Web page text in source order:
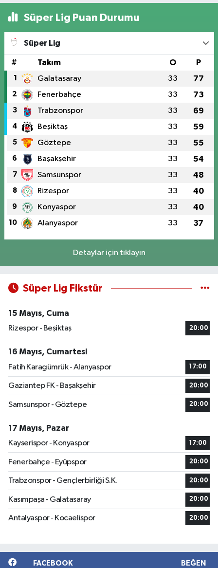
Süper Lig Puan Durumu
Süper Lig
# Takım O P
1 Galatasaray 33 77
2 Fenerbahçe 33 73
3 Trabzonspor 33 69
4 Beşiktaş 33 59
5 Göztepe 33 55
6 Başakşehir 33 54
7 Samsunspor 33 48
8 Rizespor 33 40
9 Konyaspor 33 40
10 Alanyaspor 33 37
Detaylar için tıklayın
Süper Lig Fikstür
15 Mayıs, Cuma
Rizespor - Beşiktaş
20:00
16 Mayıs, Cumartesi
Fatih Karagümrük - Alanyaspor
17:00
Gaziantep FK - Başakşehir 20:00
Samsunspor - Göztepe 20:00
17 Mayıs, Pazar
Kayserispor - Konyaspor
17:00
Fenerbahçe - Eyüpspor 20:00
Trabzonspor - Gençlerbirliği S.K. 20:00
Kasımpaşa - Galatasaray 20:00
Antalyaspor - Kocaelispor 20:00
FACEBOOK BEĞEN